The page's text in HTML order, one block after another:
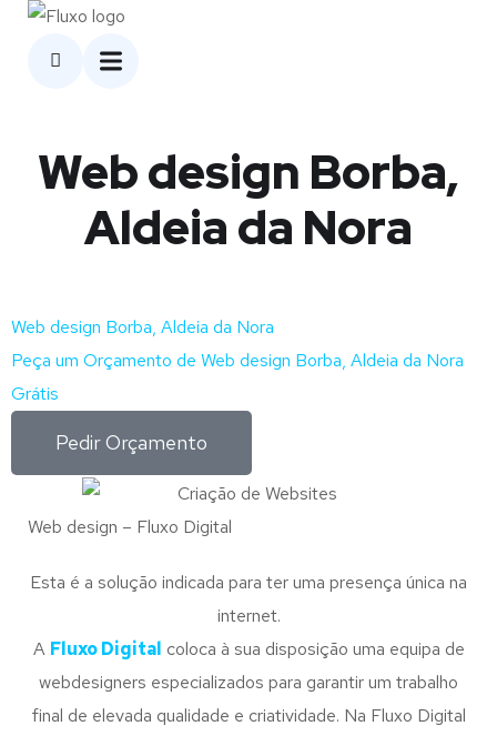
Web design Borba,
Aldeia da Nora
Web design Borba, Aldeia da Nora
Peça um Orçamento de Web design Borba, Aldeia da Nora
Grátis
Pedir Orçamento
Web design – Fluxo Digital
Esta é a solução indicada para ter uma presença única na
internet.
A Fluxo Digital coloca à sua disposição uma equipa de
webdesigners especializados para garantir um trabalho
final de elevada qualidade e criatividade. Na Fluxo Digital